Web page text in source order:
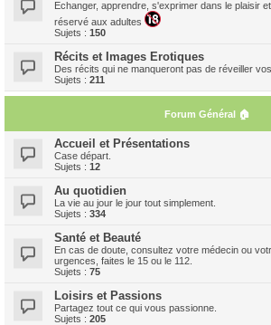
Echanger, apprendre, s'exprimer dans le plaisir
réservé aux adultes
Sujets : 150
Récits et Images Erotiques
Des récits qui ne manqueront pas de réveiller
Sujets : 211
Forum Général 🏠
Accueil et Présentations
Case départ.
Sujets : 12
Au quotidien
La vie au jour le jour tout simplement.
Sujets : 334
Santé et Beauté
En cas de doute, consultez votre médecin ou
urgences, faites le 15 ou le 112.
Sujets : 75
Loisirs et Passions
Partagez tout ce qui vous passionne.
Sujets : 205